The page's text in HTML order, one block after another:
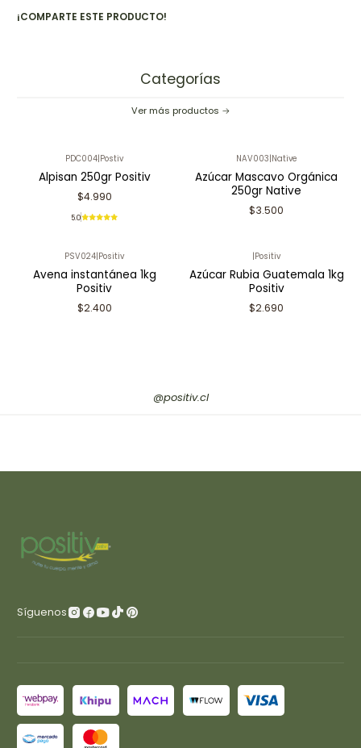
¡COMPARTE ESTE PRODUCTO!
Categorías
Ver más productos
PDC004 Postiv
Alpisan 250gr Positiv
$4.990
5.0
NAV003 Native
Azúcar Mascavo Orgánica
250gr Native
$3.500
PSV024 Positiv
Avena instantánea 1kg
Positiv
$2.400
Positiv
Azúcar Rubia Guatemala 1kg
Positiv
$2.690
@positiv.cl
Síguenos